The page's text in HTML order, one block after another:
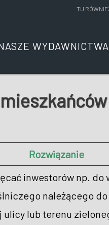
TU
WYDAWNICTWA
Rozwiązanie
inwestorów np. do
należącego do
ulicy lub terenu